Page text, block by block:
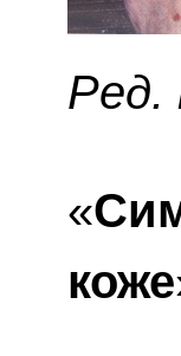
Ред.
«
коже